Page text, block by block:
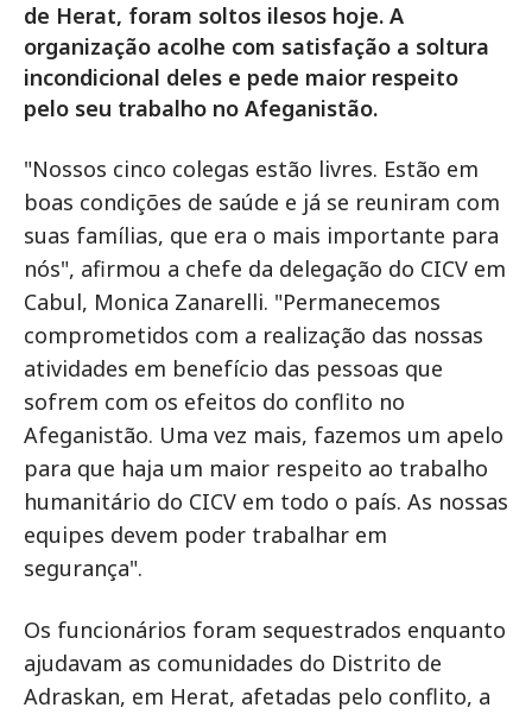
de Herat, foram soltos ilesos hoje. A
organização acolhe com satisfação a soltura
incondicional deles e pede maior respeito
pelo seu trabalho no Afeganistão.
"Nossos cinco colegas estão livres. Estão em
boas condições de saúde e já se reuniram com
suas famílias, que era o mais importante para
nós", afirmou a chefe da delegação do CICV em
Cabul, Monica Zanarelli. "Permanecemos
comprometidos com a realização das nossas
atividades em benefício das pessoas que
sofrem com os efeitos do conflito no
Afeganistão. Uma vez mais, fazemos um apelo
para que haja um maior respeito ao trabalho
humanitário do CICV em todo o país. As nossas
equipes devem poder trabalhar em
segurança".
Os funcionários foram sequestrados enquanto
ajudavam as comunidades do Distrito de
Adraskan, em Herat, afetadas pelo conflito, a